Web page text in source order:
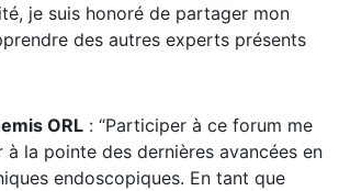
je suis honoré de partager mon
des autres experts présents
ORL : “Participer à ce forum me
à la pointe des dernières avancées en
endoscopiques. En tant que